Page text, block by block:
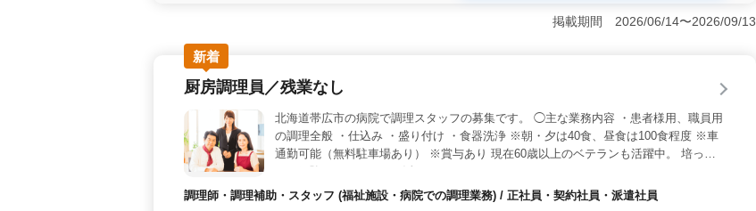
類作成、施工図修正などの業務を担当します。年間休日121日で、交通費は全額支給です。1級建
さい。 ＜募集条件＞ 2級建築施工管理技士以上の資格と、建築施工管理業務経験10年以上
が必要です。正社員や契約社員など、雇用形態は柔軟に対応します。年収は300万円〜480万円
で、通勤手当も支給されます。
掲載期間 2026/06/14〜2026/09/13
新着
厨房調理員／残業なし
北海道帯広市の病院で調理スタッフの募集です。 ◯主な業務内容 ・患者様用、職員用
の調理全般 ・仕込み ・盛り付け ・食器洗浄 ※朝・夕は40食、昼食は100食程度 ※車
通勤可能（無料駐車場あり） ※賞与あり 現在60歳以上のベテランも活躍中。 培って
調理師・調理補助・スタッフ (福祉施設・病院での調理業務) / 正社員・契約社員・派遣社員